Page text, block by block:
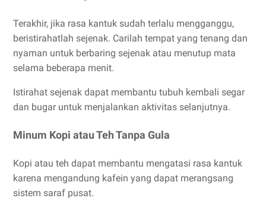
Terakhir, jika rasa kantuk sudah terlalu mengganggu,
beristirahatlah sejenak. Carilah tempat yang tenang dan
nyaman untuk berbaring sejenak atau menutup mata
selama beberapa menit.
Istirahat sejenak dapat membantu tubuh kembali segar
dan bugar untuk menjalankan aktivitas selanjutnya.
Minum Kopi atau Teh Tanpa Gula
Kopi atau teh dapat membantu mengatasi rasa kantuk
karena mengandung kafein yang dapat merangsang
sistem saraf pusat.